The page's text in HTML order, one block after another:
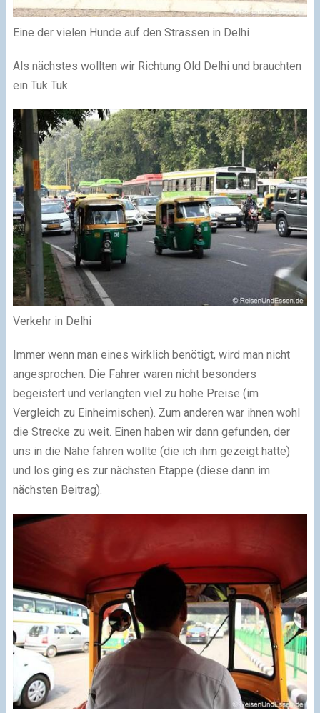
Eine der vielen Hunde auf den Strassen in Delhi
Als nächstes wollten wir Richtung Old Delhi und brauchten
ein Tuk Tuk.
Verkehr in Delhi
Immer wenn man eines wirklich benötigt, wird man nicht
angesprochen. Die Fahrer waren nicht besonders
begeistert und verlangten viel zu hohe Preise (im
Vergleich zu Einheimischen). Zum anderen war ihnen wohl
die Strecke zu weit. Einen haben wir dann gefunden, der
uns in die Nähe fahren wollte (die ich ihm gezeigt hatte)
und los ging es zur nächsten Etappe (diese dann im
nächsten Beitrag).